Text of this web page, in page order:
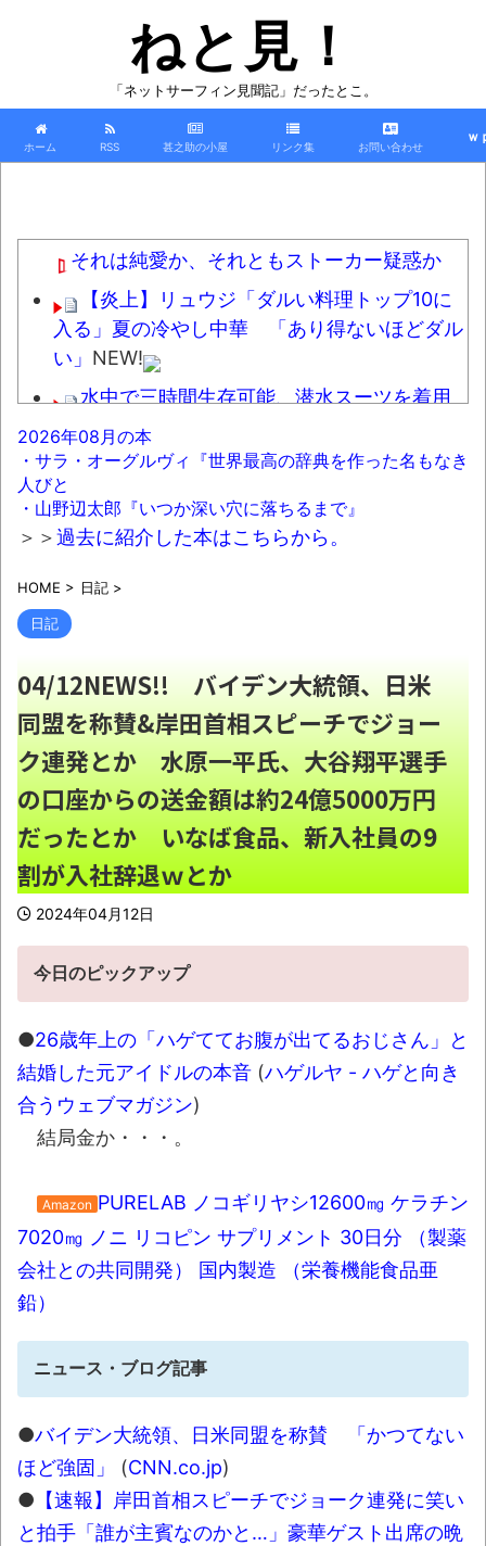
ねと見！
「ネットサーフィン見聞記」だったとこ。
ホーム RSS 甚之助の小屋 リンク集 お問い合わせ
ｗ
それは純愛か、それともストーカー疑惑か
【炎上】リュウジ「ダルい料理トップ10に
入る」夏の冷やし中華 「あり得ないほどダル
い」 NEW!
水中で三時間生存可能、潜水スーツを着用
させた水中用ゴキブリを開発
福田雄一「新ケロロに福田組が出ます！」
→爆死 ちいかわの監督「原作に忠実に」→爆
売れNEW!
のツバメが賢い。
渡邊渚さん「私がPTSDと診断された当時、
世間はまだPTSDという言葉は浸透されていま
せんでした」NEW!
北海道江別大学生殺人事件、主犯格の川口
被告(19)に無期懲役の判決
NEW!
日本などのSNSを埋め尽くす「釜山病」と
は？「ソウル病」に続く新ワード！NEW!
館」！
NEW!
【画像】JK「なぁこれウチの気持ちやね
ん、全部食べてな！」NEW!
【悲報】生成AI、メモリやSSDだけでなく
「マザーボード」まで値上げさせてしまいそう
NEW!
付いたチワワが可愛すぎるｗｗｗｗNEW!
ジャンポケ斉藤「同意があったんです。本
当です。信じて下さい」 ←何でこの主張が通
けるようになった豚汁専門店の豚汁に不満を感
じることがある「この工程はマストだ」「自分
の理想はこれだ！」NEW!
レトロパソコンの雑誌掲載プログラムリス
トを打ち込んだゲームプレイ動画で当時が懐か
しい。 NEW!
2026年08月の本
・サラ・オーグルヴィ『世界最高の辞典を作った名もなき
人びと
・山野辺太郎『いつか深い穴に落ちるまで』
＞＞過去に紹介した本はこちらから。
HOME > 日記 >
日記
04/12NEWS!! バイデン大統領、日米
同盟を称賛&岸田首相スピーチでジョー
ク連発とか 水原一平氏、大谷翔平選手
の口座からの送金額は約24億5000万円
だったとか いなば食品、新入社員の9
割が入社辞退ｗとか
2024年04月12日
今日のピックアップ
●26歳年上の「ハゲててお腹が出てるおじさん」と
結婚した元アイドルの本音 (ハゲルヤ - ハゲと向き
合うウェブマガジン)
結局金か・・・。
Amazon PURELAB ノコギリヤシ12600㎎ ケラチン
7020㎎ ノニ リコピン サプリメント 30日分 （製薬
会社との共同開発） 国内製造 （栄養機能食品亜
鉛）
ニュース・ブログ記事
●バイデン大統領、日米同盟を称賛 「かつてない
ほど強固」
(CNN.co.jp)
● 【速報】岸田首相スピーチでジョーク連発に笑い
と拍手「誰が主賓なのかと…」豪華ゲスト出席の晩